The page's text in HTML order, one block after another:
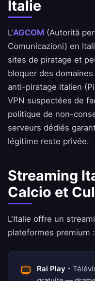
Italie
L'AGCOM (Autorità
Comunicazioni) en
sites de piratage et
bloquer des
anti-piratage italien
VPN suspectées de
politique de non-
serveurs dédiés
légitime reste privée.
Streaming
Calcio et
L'Italie offre un
plateformes premium :
Rai Play -